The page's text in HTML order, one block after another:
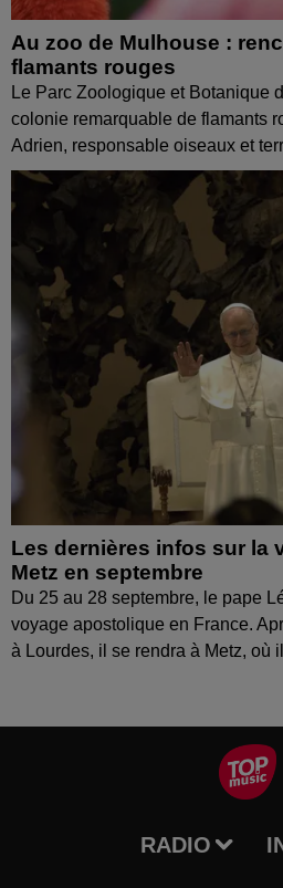
Au zoo de Mulhouse :
flamants rouges
Le Parc Zoologique et Botanique
colonie remarquable de flamants
Adrien, responsable oiseaux et
Les dernières infos sur la
Metz en septembre
Du 25 au 28 septembre, le pape
voyage apostolique en France.
à Lourdes, il se rendra à Metz, où
RADIO